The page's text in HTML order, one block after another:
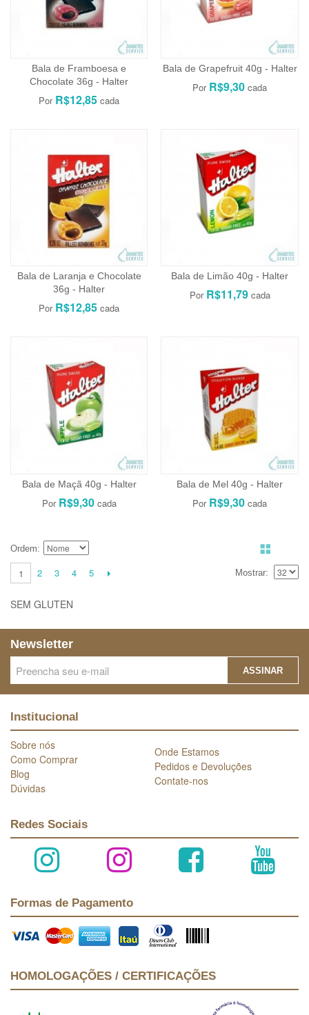
Bala de Framboesa e
Chocolate 36g - Halter
R$12,85
Bala de Grapefruit 40g - Halter
R$9,30
Bala de Laranja e Chocolate
36g - Halter
R$12,85
Bala de Limão 40g - Halter
R$11,79
Bala de Maçã 40g - Halter
R$9,30
Bala de Mel 40g - Halter
R$9,30
Ordem
Mostrar
1 2 3 4 5
SEM GLUTEN
Newsletter
ASSINAR
Institucional
Sobre nós
Como Comprar
Blog
Dúvidas
Onde Estamos
Pedidos e Devoluções
Contate-nos
Redes Sociais
Formas de Pagamento
HOMOLOGAÇÕES / CERTIFICAÇÕES